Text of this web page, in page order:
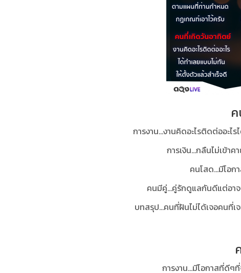
การงาน...งานคิดอะไรติดต่ออะ
การเงิน...กลืนไม่เข้าค
คนโสด...มีโอก
คนมีคู่...คู่รักดูแลกันดีแต่อาจ
บทสรุป...คนที่ฝันไม่ได้เจอคนที่เ
การงาน...มีโอกาสที่ดีๆ